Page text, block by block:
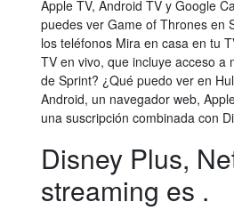
Apple TV, Android TV y Google
puedes ver Game of Thrones en
los teléfonos Mira en casa en tu
TV en vivo, que incluye acceso a
de Sprint? ¿Qué puedo ver en
Android, un navegador web,
una suscripción combinada con
Disney Plus,
streaming es .